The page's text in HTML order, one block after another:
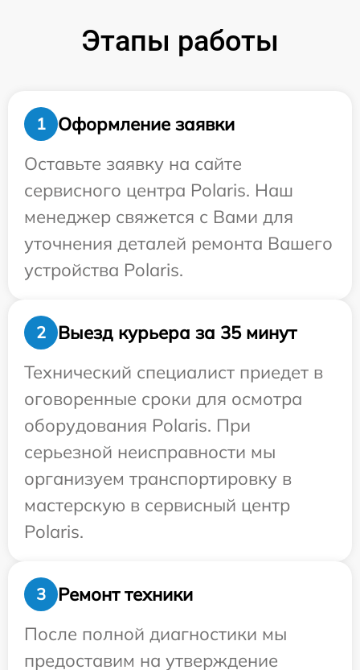
Этапы работы
1
Оформление заявки
Оставьте заявку на сайте
сервисного центра Polaris. Наш
менеджер свяжется с Вами для
уточнения деталей ремонта Вашего
устройства Polaris.
2
Выезд курьера за 35 минут
Технический специалист приедет в
оговоренные сроки для осмотра
оборудования Polaris. При
серьезной неисправности мы
организуем транспортировку в
мастерскую в сервисный центр
Polaris.
3
Ремонт техники
После полной диагностики мы
предоставим на утверждение